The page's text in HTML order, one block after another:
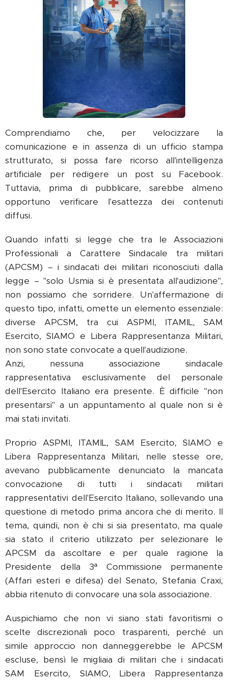
Comprendiamo che, per velocizzare la
comunicazione e in assenza di un ufficio stampa
strutturato, si possa fare ricorso all'intelligenza
artificiale per redigere un post su Facebook.
Tuttavia, prima di pubblicare, sarebbe almeno
opportuno verificare l'esattezza dei contenuti
diffusi.
Quando infatti si legge che tra le Associazioni
Professionali a Carattere Sindacale tra militari
(APCSM) – i sindacati dei militari riconosciuti dalla
legge – "solo Usmia si è presentata all'audizione",
non possiamo che sorridere. Un'affermazione di
questo tipo, infatti, omette un elemento essenziale:
diverse APCSM, tra cui ASPMI, ITAMIL, SAM
Esercito, SIAMO e Libera Rappresentanza Militari,
non sono state convocate a quell'audizione.
Anzi, nessuna associazione sindacale
rappresentativa esclusivamente del personale
dell'Esercito Italiano era presente. È difficile "non
presentarsi" a un appuntamento al quale non si è
mai stati invitati.
Proprio ASPMI, ITAMIL, SAM Esercito, SIAMO e
Libera Rappresentanza Militari, nelle stesse ore,
avevano pubblicamente denunciato la mancata
convocazione di tutti i sindacati militari
rappresentativi dell'Esercito Italiano, sollevando una
questione di metodo prima ancora che di merito. Il
tema, quindi, non è chi si sia presentato, ma quale
sia stato il criterio utilizzato per selezionare le
APCSM da ascoltare e per quale ragione la
Presidente della 3ª Commissione permanente
(Affari esteri e difesa) del Senato, Stefania Craxi,
abbia ritenuto di convocare una sola associazione.
Auspichiamo che non vi siano stati favoritismi o
scelte discrezionali poco trasparenti, perché un
simile approccio non danneggerebbe le APCSM
escluse, bensì le migliaia di militari che i sindacati
SAM Esercito, SIAMO, Libera Rappresentanza